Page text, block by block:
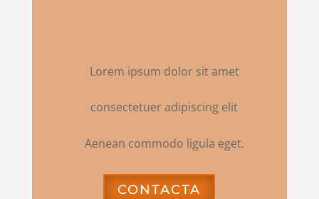
Lorem ipsum dolor sit amet
consectetuer adipiscing elit
Aenean commodo ligula eget.
CONTACTA